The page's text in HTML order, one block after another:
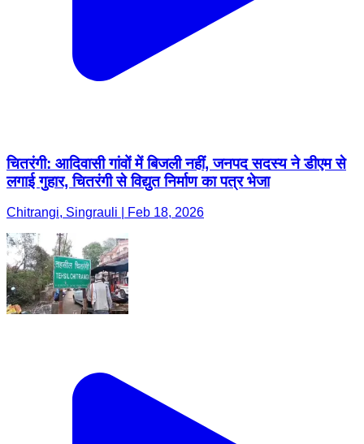
चितरंगी: आदिवासी गांवों में बिजली नहीं, जनपद सदस्य ने डीएम से
लगाई गुहार, चितरंगी से विद्युत निर्माण का पत्र भेजा
Chitrangi, Singrauli | Feb 18, 2026